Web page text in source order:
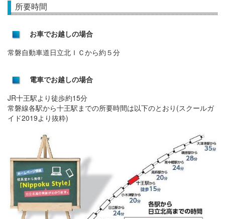
所要時間
お車でお越しの場合
常磐自動車道日立北ＩＣから約５分
電車でお越しの場合
JR十王駅より徒歩約15分
常磐線各駅から十王駅までの所要時間は以下のとおり(スクールガ
イド2019より抜粋)